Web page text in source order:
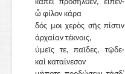
κἀπεὶ προσῆλθεν, εἶπεν·
ὦ φίλον κάρα
δός μοι χερὸς σῆς πίστιν
ἀρχαίαν τέκνοις,
ὑμεῖς τε, παῖδες, τῷδε·
καὶ καταίνεσον